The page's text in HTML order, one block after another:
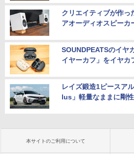
クリエイティブが作っ
アオーディオスピーカ
SOUNDPEATSのイヤ
イヤーカフ」をイヤカ
レイズ鍛造1ピースア
lus」軽量なままに剛
本サイトのご利用について